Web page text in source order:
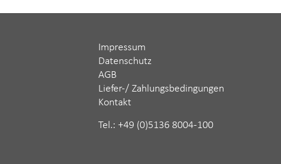
Impressum
Datenschutz
AGB
Liefer-/ Zahlungsbedingungen
Kontakt
Tel.: ‪+49 (0)5136 8004-100